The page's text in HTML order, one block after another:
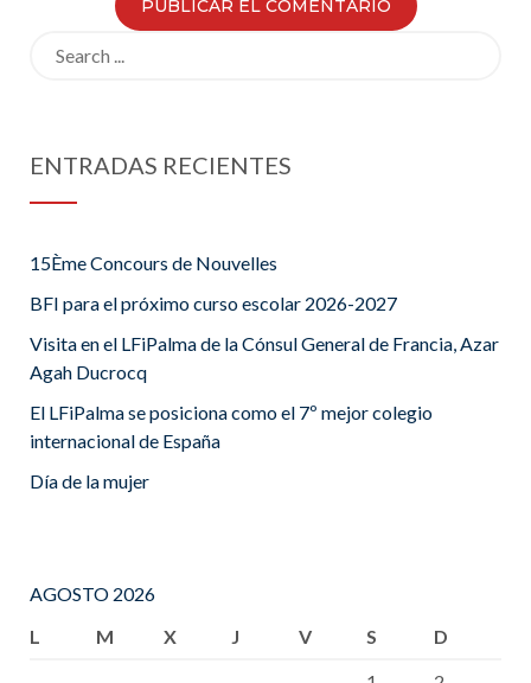
ENTRADAS RECIENTES
15Ème Concours de Nouvelles
BFI para el próximo curso escolar 2026-2027
Visita en el LFiPalma de la Cónsul General de Francia, Azar
Agah Ducrocq
El LFiPalma se posiciona como el 7º mejor colegio
internacional de España
Día de la mujer
AGOSTO 2026
L
M X J V S
D